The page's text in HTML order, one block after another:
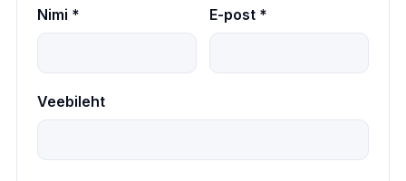
Nimi * E-post *
Veebileht